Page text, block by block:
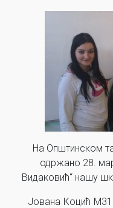
На Општинском
одржано 28.
Видаковић“ нашу
Јована Коцић М31